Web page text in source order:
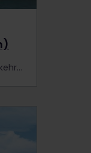
Fähren von Minoan Lines verkehren in Griechenland und zwischen Griechenland und Italien. Inhaber eines Interrail-Passes erhalten eine Ermäßigung auf Fahrten mit Minoan Lines.